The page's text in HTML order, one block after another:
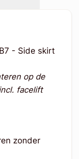
- Side skirt
op de
facelift
zonder